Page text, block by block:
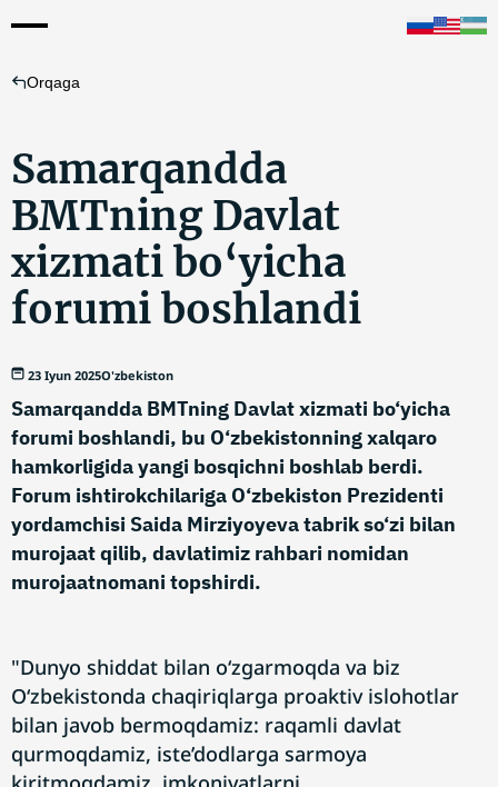
Orqaga
Samarqandda
BMTning Davlat
xizmati bo‘yicha
forumi boshlandi
23 Iyun 2025O'zbekiston
Samarqandda BMTning Davlat xizmati bo‘yicha
forumi boshlandi, bu O‘zbekistonning xalqaro
hamkorligida yangi bosqichni boshlab berdi.
Forum ishtirokchilariga O‘zbekiston Prezidenti
yordamchisi Saida Mirziyoyeva tabrik so‘zi bilan
murojaat qilib, davlatimiz rahbari nomidan
murojaatnomani topshirdi.
"Dunyo shiddat bilan o‘zgarmoqda va biz
O‘zbekistonda chaqiriqlarga proaktiv islohotlar
bilan javob bermoqdamiz: raqamli davlat
qurmoqdamiz, iste’dodlarga sarmoya